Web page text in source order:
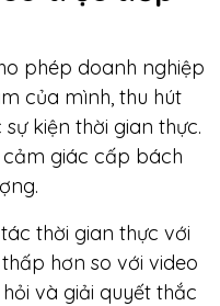
phép doanh nghiệp
của mình, thu hút
kiện thời gian thực.
giác cấp bách
thời gian thực với
hơn so với video
và giải quyết thắc